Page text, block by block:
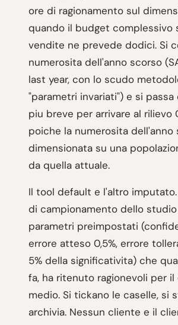
ore di ragionamento sul
quando il budget complessivo
vendite ne prevede dodici. Si
numerosita dell'anno scorso
last year, con lo scudo
"parametri invariati") e si passa
piu breve per arrivare al rilievo
poiche la numerosita dell'anno
dimensionata su una
da quella attuale.
Il tool default e l'altro
di campionamento dello
parametri preimpostati
errore atteso 0,5%, errore
5% della significativita) che
fa, ha ritenuto ragionevoli per
medio. Si tickano le caselle, si
archivia. Nessun cliente e il